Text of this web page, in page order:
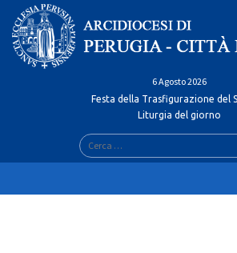
Skip
content
6 Agosto 2026
Festa della Trasfigurazione del
Liturgia del giorno
Ricerca
per: